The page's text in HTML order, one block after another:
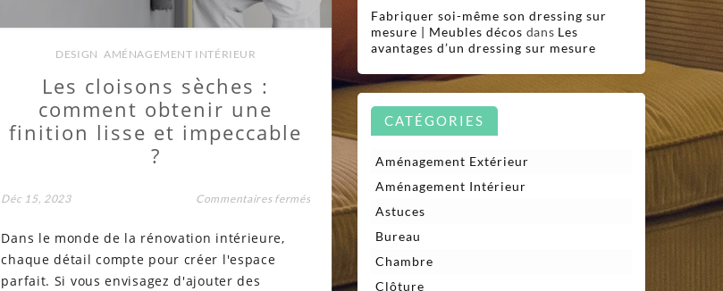
DESIGN ,AMÉNAGEMENT INTÉRIEUR
Les cloisons sèches :
comment obtenir une
finition lisse et impeccable
?
Déc 15, 2023 Commentaires ferméssur
Dans le monde de la rénovation intérieure,
chaque détail compte pour créer l'espace
parfait. Si vous envisagez d'ajouter des
Fabriquer soi-même son dressing sur
mesure | Meubles décos dans Les
avantages d’un dressing sur mesure
CATÉGORIES
Aménagement Extérieur
Aménagement Intérieur
Astuces
Bureau
Chambre
Clôture